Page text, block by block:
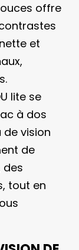
offre
et
lite se
à dos
vision
de
des
tout en